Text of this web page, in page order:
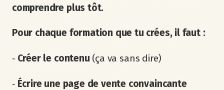
comprendre plus tôt.
Pour chaque formation que tu crées, il faut :
‐ Créer le contenu (ça va sans dire)
‐ Écrire une page de vente convaincante